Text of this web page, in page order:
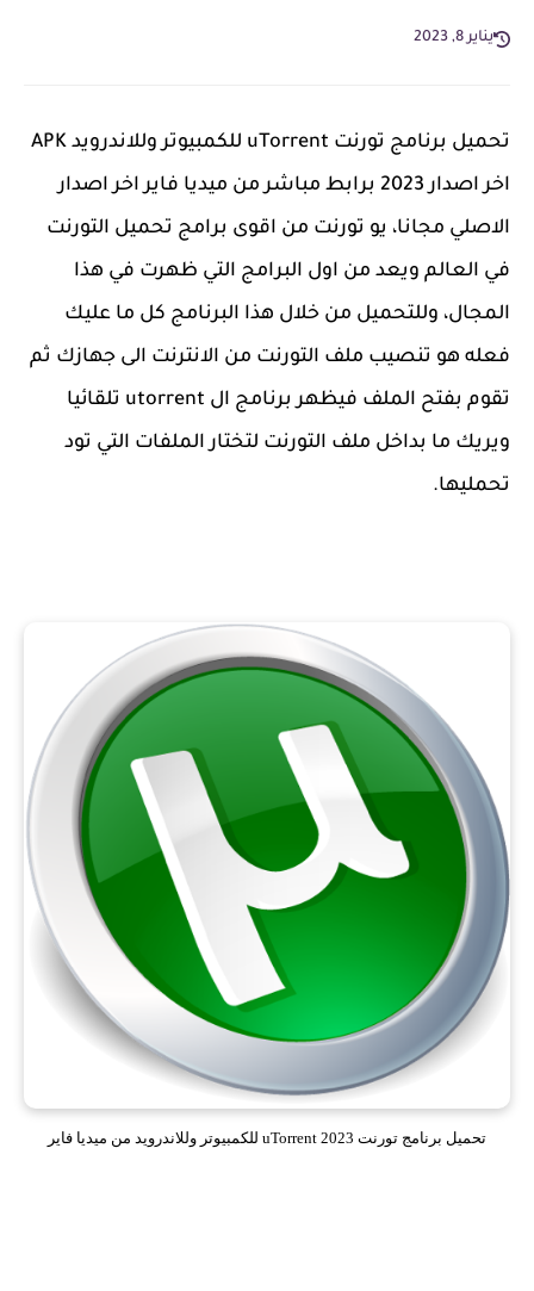
يناير 8, 2023
تحميل برنامج تورنت uTorrent للكمبيوتر وللاندرويد APK
اخر اصدار 2023 برابط مباشر من ميديا فاير اخر اصدار
الاصلي مجانا، يو تورنت من اقوى برامج تحميل التورنت
في العالم ويعد من اول البرامج التي ظهرت في هذا
المجال، وللتحميل من خلال هذا البرنامج كل ما عليك
فعله هو تنصيب ملف التورنت من الانترنت الى جهازك ثم
تقوم بفتح الملف فيظهر برنامج ال utorrent تلقائيا
ويريك ما بداخل ملف التورنت لتختار الملفات التي تود
تحمليها.
تحميل برنامج تورنت 2023 uTorrent للكمبيوتر وللاندرويد من ميديا فاير